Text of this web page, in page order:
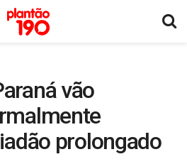
vão
prolongado